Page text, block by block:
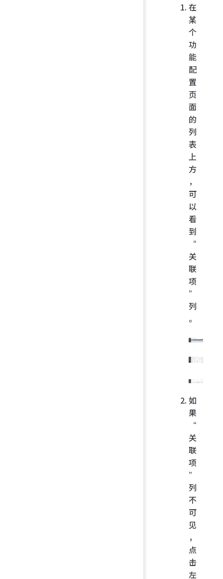
在
某
个
功
能
配
置
页
面
的
列
表
上
方
，
可
以
看
到
“
关
联
项
”
列
。
如
果
“
关
联
项
”
列
不
可
见
，
点
击
左